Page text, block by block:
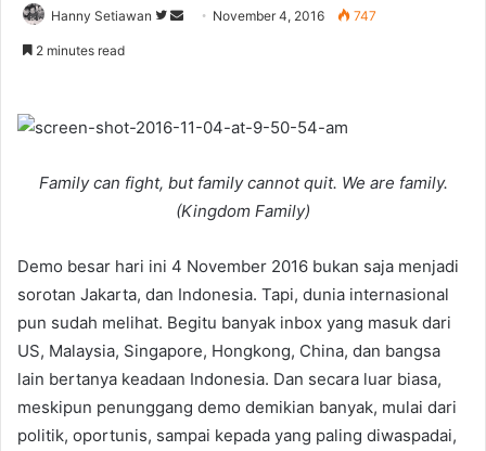
Hanny Setiawan
F
o
T
i
t
t
e
r
a
November 4, 2016 747
2 minutes read
Family can fight, but family cannot quit. We are family.
(Kingdom Family)
Demo besar hari ini 4 November 2016 bukan saja menjadi
sorotan Jakarta, dan Indonesia. Tapi, dunia internasional
pun sudah melihat. Begitu banyak inbox yang masuk dari
US, Malaysia, Singapore, Hongkong, China, dan bangsa
lain bertanya keadaan Indonesia. Dan secara luar biasa,
meskipun penunggang demo demikian banyak, mulai dari
politik, oportunis, sampai kepada yang paling diwaspadai,